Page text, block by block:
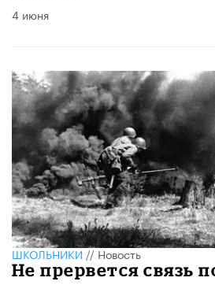
4 июня
ШКОЛЬНИКИ//Новость
Не прервется связь